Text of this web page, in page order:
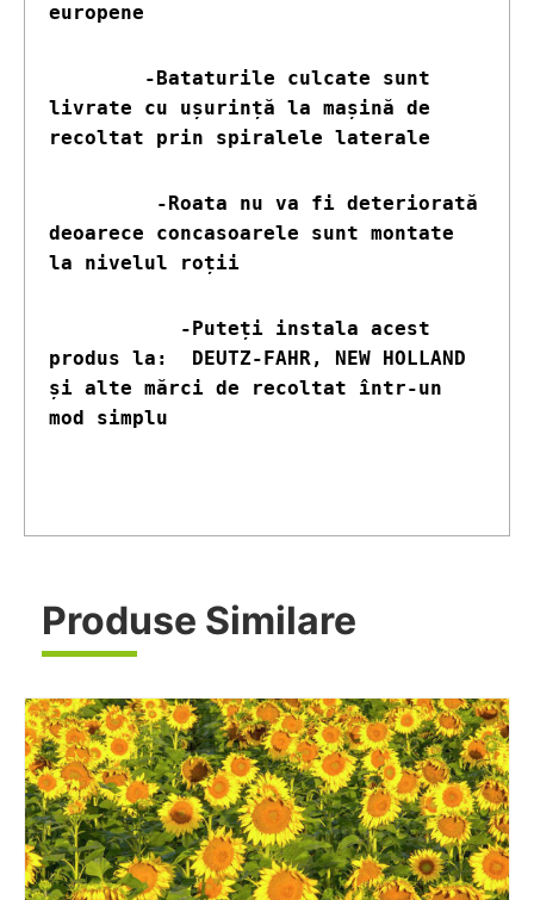
europene
livrate cu ușurință la mașină de
recoltat prin spiralele laterale
deoarece concasoarele sunt montate
la nivelul roții
produs la:  DEUTZ-FAHR, NEW HOLLAND
și alte mărci de recoltat într-un
mod simplu
Produse Similare